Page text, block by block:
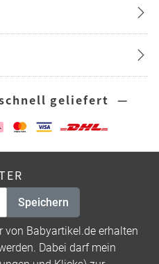
geliefert —
Speichern
von Babyartikel.de erhalten
Dabei darf mein